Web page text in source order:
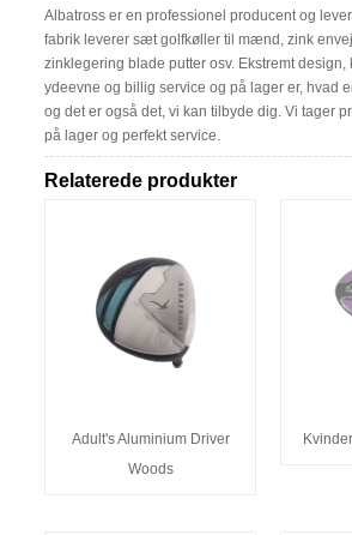
Albatross er en professionel producent og
fabrik leverer sæt golfkøller til mænd, zink
zinklegering blade putter osv. Ekstremt design,
ydeevne og billig service og på lager er, hvad
og det er også det, vi kan tilbyde dig. Vi tager
på lager og perfekt service.
Relaterede produkter
Adult's Aluminium Driver
Woods